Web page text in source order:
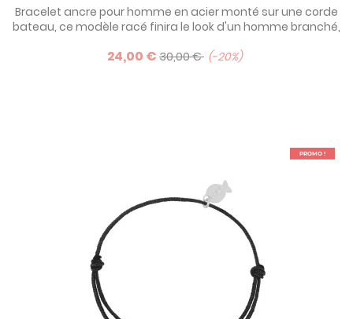
Bracelet ancre pour homme en acier monté sur une corde
bateau, ce modèle racé finira le look d'un homme branché,
24,00 € 30,00 € -20%
PROMO !